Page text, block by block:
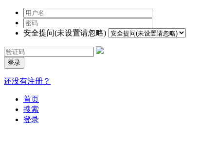
安全提问(未设置请忽略)
登录
还没有注册？
首页
搜索
登录